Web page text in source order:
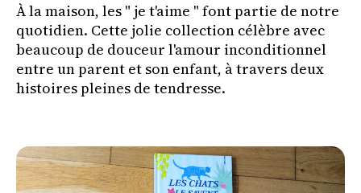
À la maison, les " je t'aime " font partie de notre
quotidien. Cette jolie collection célèbre avec
beaucoup de douceur l'amour inconditionnel
entre un parent et son enfant, à travers deux
histoires pleines de tendresse.